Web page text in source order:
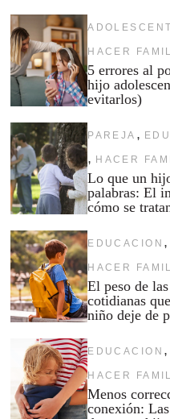
HACER
5 errores al
hijo
evitarlos)
PAREJA ,
, HACER
Lo que un
palabras: El
cómo se
EDUCACION ,
HACER
El peso de
cotidianas
niño deje de
EDUCACION ,
HACER
Menos
conexión: